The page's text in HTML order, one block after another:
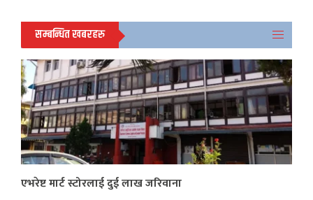
सम्बन्धित खबरहरु
एभरेष्ट मार्ट स्टोरलाई दुई लाख जरिवाना